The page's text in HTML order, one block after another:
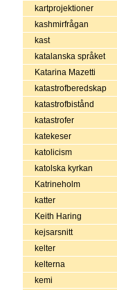
kartprojektioner
kashmirfrågan
kast
katalanska språket
Katarina Mazetti
katastrofberedskap
katastrofbistånd
katastrofer
katekeser
katolicism
katolska kyrkan
Katrineholm
katter
Keith Haring
kejsarsnitt
kelter
kelterna
kemi